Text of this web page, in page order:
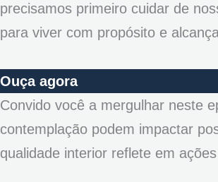
precisamos primeiro cuidar de
para viver com propósito e
Ouça agora
Convido você a mergulhar neste
contemplação podem impactar
qualidade interior reflete em